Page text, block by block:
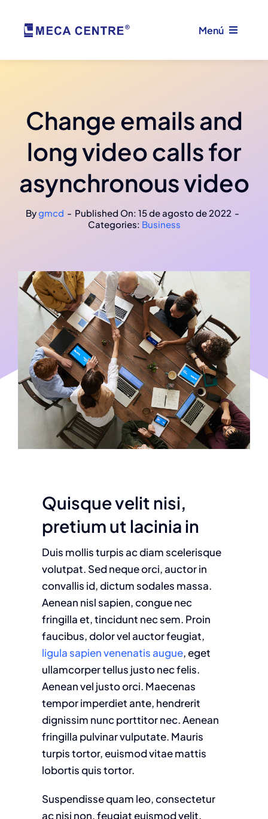
contenido
Menú
Empresa
Formación
ACTIC
Servicio técnico
Tienda
Contacto
Change emails and
long video calls for
asynchronous video
Bygmcd - Published On: 15 de agosto de 2022 -
Categories: Business
Quisque velit nisi,
pretium ut lacinia in
Duis mollis turpis ac diam scelerisque
volutpat. Sed neque orci, auctor in
convallis id, dictum sodales massa.
Aenean nisl sapien, congue nec
fringilla et, tincidunt nec sem. Proin
faucibus, dolor vel auctor feugiat,
ligula sapien venenatis augue, eget
ullamcorper tellus justo nec felis.
Aenean vel justo orci. Maecenas
tempor imperdiet ante, hendrerit
dignissim nunc porttitor nec. Aenean
fringilla pulvinar vulputate. Mauris
turpis tortor, euismod vitae mattis
lobortis quis tortor.
Suspendisse quam leo, consectetur
ac nisi non, feugiat euismod velit.